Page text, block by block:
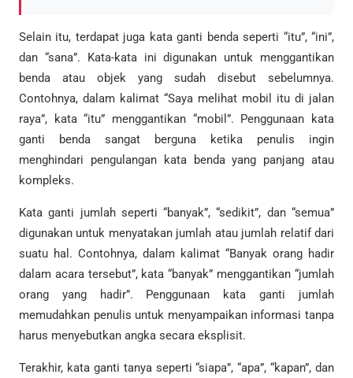
Selain itu, terdapat juga kata ganti benda seperti “itu”, “ini”,
dan “sana”. Kata-kata ini digunakan untuk menggantikan
benda atau objek yang sudah disebut sebelumnya.
Contohnya, dalam kalimat “Saya melihat mobil itu di jalan
raya”, kata “itu” menggantikan “mobil”. Penggunaan kata
ganti benda sangat berguna ketika penulis ingin
menghindari pengulangan kata benda yang panjang atau
kompleks.
Kata ganti jumlah seperti “banyak”, “sedikit”, dan “semua”
digunakan untuk menyatakan jumlah atau jumlah relatif dari
suatu hal. Contohnya, dalam kalimat “Banyak orang hadir
dalam acara tersebut”, kata “banyak” menggantikan “jumlah
orang yang hadir”. Penggunaan kata ganti jumlah
memudahkan penulis untuk menyampaikan informasi tanpa
harus menyebutkan angka secara eksplisit.
Terakhir, kata ganti tanya seperti “siapa”, “apa”, “kapan”, dan